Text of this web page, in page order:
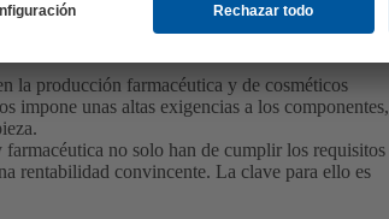
la producción farmacéutica y de cosméticos
impone unas altas exigencias a los componentes,
no solo han de cumplir los requisitos
rentabilidad convincente. La clave para ello es